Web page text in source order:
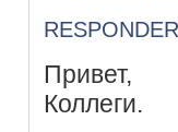
Привет,
Коллеги.